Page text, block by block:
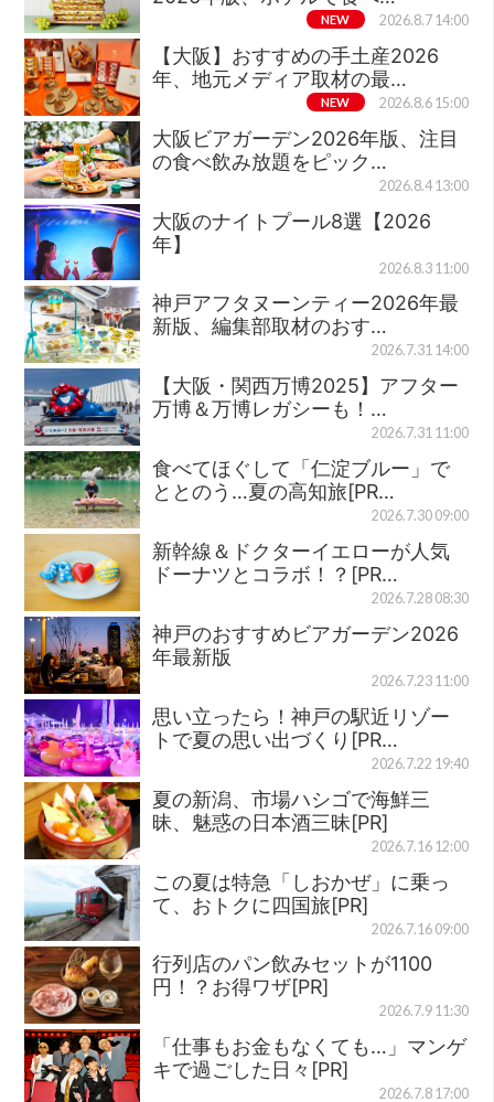
NEW 2026.8.7 14:00
【大阪】おすすめの手土産2026
年、地元メディア取材の最…
NEW 2026.8.6 15:00
大阪ビアガーデン2026年版、注目
の食べ飲み放題をピック…
2026.8.4 13:00
大阪のナイトプール8選【2026
年】
2026.8.3 11:00
神戸アフタヌーンティー2026年最
新版、編集部取材のおす…
2026.7.31 14:00
【大阪・関西万博2025】アフター
万博＆万博レガシーも！…
2026.7.31 11:00
食べてほぐして「仁淀ブルー」で
ととのう…夏の高知旅[PR…
2026.7.30 09:00
新幹線＆ドクターイエローが人気
ドーナツとコラボ！？[PR…
2026.7.28 08:30
神戸のおすすめビアガーデン2026
年最新版
2026.7.23 11:00
思い立ったら！神戸の駅近リゾー
トで夏の思い出づくり[PR…
2026.7.22 19:40
夏の新潟、市場ハシゴで海鮮三
昧、魅惑の日本酒三昧[PR]
2026.7.16 12:00
この夏は特急「しおかぜ」に乗っ
て、おトクに四国旅[PR]
2026.7.16 09:00
行列店のパン飲みセットが1100
円！？お得ワザ[PR]
2026.7.9 11:30
「仕事もお金もなくても…」マンゲ
キで過ごした日々[PR]
2026.7.8 17:00